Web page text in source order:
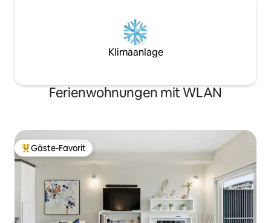
Klimaanlage
Ferienwohnungen mit WLAN
Beliebter Gäste-Favorit.
Gäste-Favorit